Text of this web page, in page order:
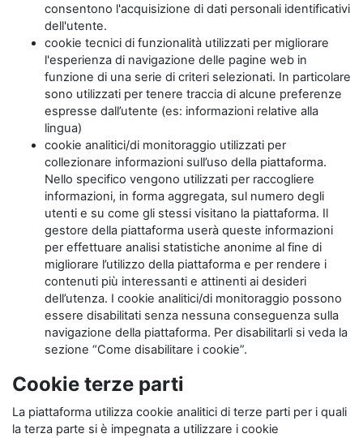
consentono l'acquisizione di dati personali identificativi
dell'utente.
cookie tecnici di funzionalità utilizzati per migliorare
l'esperienza di navigazione delle pagine web in
funzione di una serie di criteri selezionati. In particolare
sono utilizzati per tenere traccia di alcune preferenze
espresse dall’utente (es: informazioni relative alla
lingua)
cookie analitici/di monitoraggio utilizzati per
collezionare informazioni sull’uso della piattaforma.
Nello specifico vengono utilizzati per raccogliere
informazioni, in forma aggregata, sul numero degli
utenti e su come gli stessi visitano la piattaforma. Il
gestore della piattaforma userà queste informazioni
per effettuare analisi statistiche anonime al fine di
migliorare l’utilizzo della piattaforma e per rendere i
contenuti più interessanti e attinenti ai desideri
dell’utenza. I cookie analitici/di monitoraggio possono
essere disabilitati senza nessuna conseguenza sulla
navigazione della piattaforma. Per disabilitarli si veda la
sezione “Come disabilitare i cookie”.
Cookie terze parti
La piattaforma utilizza cookie analitici di terze parti per i quali
la terza parte si è impegnata a utilizzare i cookie